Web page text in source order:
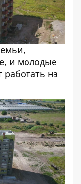
и молодые
работать на